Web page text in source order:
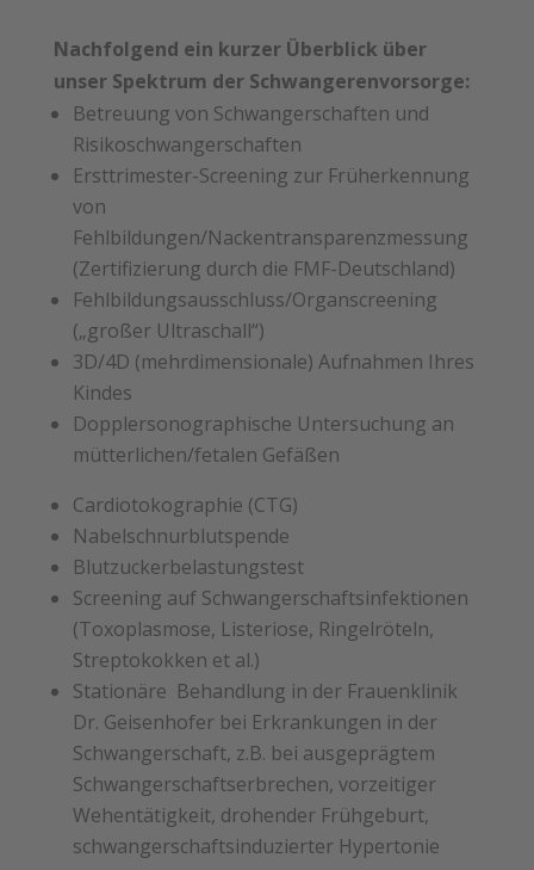
Nachfolgend ein kurzer Überblick über
unser Spektrum der Schwangerenvorsorge:
Betreuung von Schwangerschaften und
Risikoschwangerschaften
Ersttrimester-Screening zur Früherkennung
von
Fehlbildungen/Nackentransparenzmessung
(Zertifizierung durch die FMF-Deutschland)
Fehlbildungsausschluss/Organscreening
(„großer Ultraschall“)
3D/4D (mehrdimensionale) Aufnahmen Ihres
Kindes
Dopplersonographische Untersuchung an
mütterlichen/fetalen Gefäßen
Cardiotokographie (CTG)
Nabelschnurblutspende
Blutzuckerbelastungstest
Screening auf Schwangerschaftsinfektionen
(Toxoplasmose, Listeriose, Ringelröteln,
Streptokokken et al.)
Stationäre Behandlung in der Frauenklinik
Dr. Geisenhofer bei Erkrankungen in der
Schwangerschaft, z.B. bei ausgeprägtem
Schwangerschaftserbrechen, vorzeitiger
Wehentätigkeit, drohender Frühgeburt,
schwangerschaftsinduzierter Hypertonie